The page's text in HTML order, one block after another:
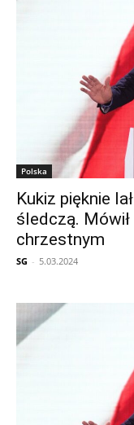
Polska
Kukiz pięknie
śledczą.
chrzestnym
SG - 5.03.2024